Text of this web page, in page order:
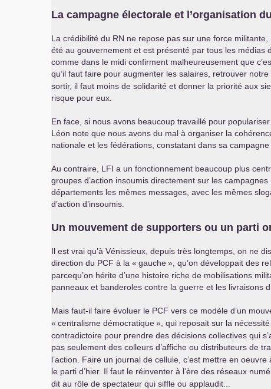
La campagne électorale et l’organisation
La crédibilité du RN ne repose pas sur une force militante,
été au gouvernement et est présenté par tous les médias
comme dans le midi confirment malheureusement que
qu’il faut faire pour augmenter les salaires, retrouver
sortir, il faut moins de solidarité et donner la priorité aux
risque pour eux.
En face, si nous avons beaucoup travaillé pour
Léon note que nous avons du mal à organiser la
nationale et les fédérations, constatant dans sa
Au contraire, LFI a un fonctionnement beaucoup plus
groupes d’action insoumis directement sur les
départements les mêmes messages, avec les mêmes
d’action d’insoumis.
Un mouvement de supporters ou un parti
Il est vrai qu’à Vénissieux, depuis très longtemps, on ne
direction du PCF à la « gauche», qu’on développait des
parcequ’on hérite d’une histoire riche de mobilisations
panneaux et banderoles contre la guerre et les livraisons
Mais faut-il faire évoluer le PCF vers ce modèle d’un
« centralisme démocratique», qui reposait sur la
contradictoire pour prendre des décisions collectives qui
pas seulement des colleurs d’affiche ou distributeurs de
l’action. Faire un journal de cellule, c’est mettre en
le parti d’hier. Il faut le réinventer à l’ère des réseaux
dit au rôle de spectateur qui siffle ou applaudit...